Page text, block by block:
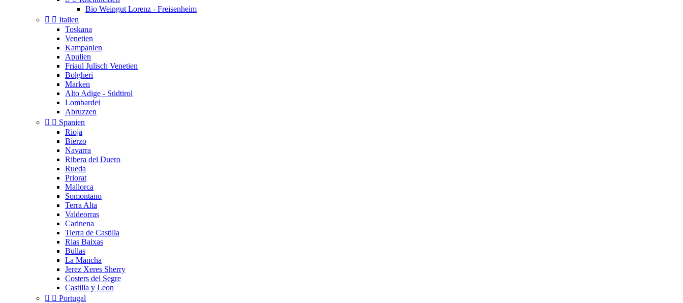
Bio Weingut Lorenz - Freisenheim
  Italien
Toskana
Venetien
Kampanien
Apulien
Friaul Julisch Venetien
Bolgheri
Marken
Alto Adige - Südtirol
Lombardei
Abruzzen
  Spanien
Rioja
Bierzo
Navarra
Ribera del Duero
Rueda
Priorat
Mallorca
Somontano
Terra Alta
Valdeorras
Carinena
Tierra de Castilla
Rias Baixas
Bullas
La Mancha
Jerez Xeres Sherry
Costers del Segre
Castilla y Leon
  Portugal